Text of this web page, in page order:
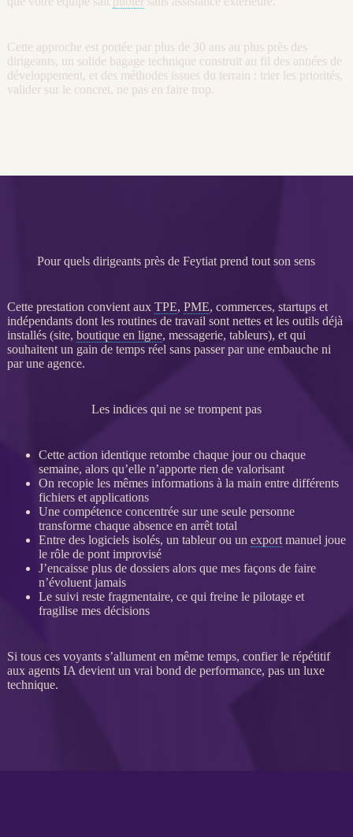
Cette approche est portée par plus de 30 ans au plus près des
dirigeants, un solide bagage technique construit au fil des années de
développement, et des méthodes issues du terrain : trier les priorités,
valider sur le concret, ne pas en faire trop.
Pour quels dirigeants près de Feytiat prend tout son sens
Cette prestation convient aux TPE, PME, commerces, startups et
indépendants dont les routines de travail sont nettes et les outils déjà
installés (site, boutique en ligne, messagerie, tableurs), et qui
souhaitent un gain de temps réel sans passer par une embauche ni
par une agence.
Les indices qui ne se trompent pas
Cette action identique retombe chaque jour ou chaque
semaine, alors qu’elle n’apporte rien de valorisant
On recopie les mêmes informations à la main entre différents
fichiers et applications
Une compétence concentrée sur une seule personne
transforme chaque absence en arrêt total
Entre des logiciels isolés, un tableur ou un exportmanuel joue
le rôle de pont improvisé
J’encaisse plus de dossiers alors que mes façons de faire
n’évoluent jamais
Le suivi reste fragmentaire, ce qui freine le pilotageet
fragilise mes décisions
Si tous ces voyants s’allument en même temps, confier le répétitif
aux agents IA devient un vrai bond de performance, pas un luxe
technique.